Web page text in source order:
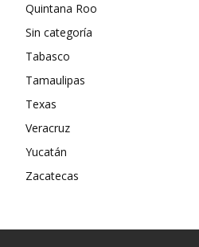
Quintana Roo
Sin categoría
Tabasco
Tamaulipas
Texas
Veracruz
Yucatán
Zacatecas